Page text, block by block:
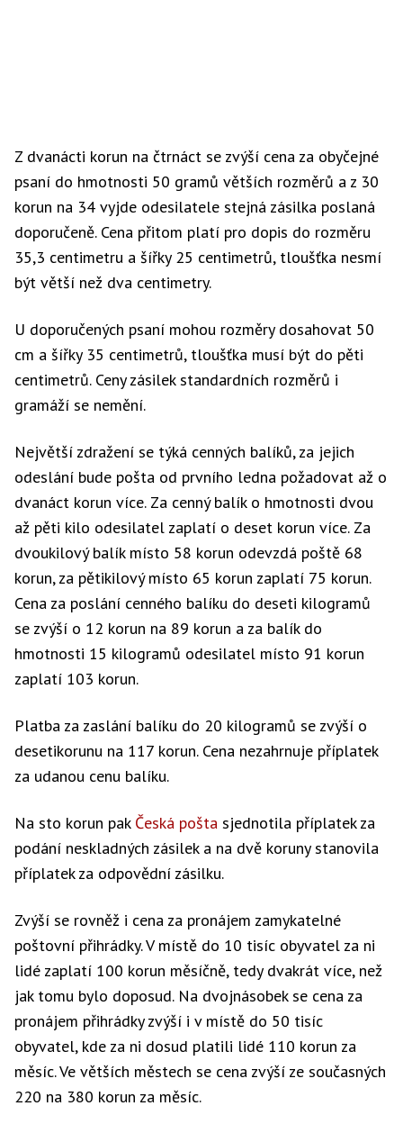
Z dvanácti korun na čtrnáct se zvýší cena za obyčejné
psaní do hmotnosti 50 gramů větších rozměrů a z 30
korun na 34 vyjde odesilatele stejná zásilka poslaná
doporučeně. Cena přitom platí pro dopis do rozměru
35,3 centimetru a šířky 25 centimetrů, tloušťka nesmí
být větší než dva centimetry.
U doporučených psaní mohou rozměry dosahovat 50
cm a šířky 35 centimetrů, tloušťka musí být do pěti
centimetrů. Ceny zásilek standardních rozměrů i
gramáží se nemění.
Největší zdražení se týká cenných balíků, za jejich
odeslání bude pošta od prvního ledna požadovat až o
dvanáct korun více. Za cenný balík o hmotnosti dvou
až pěti kilo odesilatel zaplatí o deset korun více. Za
dvoukilový balík místo 58 korun odevzdá poště 68
korun, za pětikilový místo 65 korun zaplatí 75 korun.
Cena za poslání cenného balíku do deseti kilogramů
se zvýší o 12 korun na 89 korun a za balík do
hmotnosti 15 kilogramů odesilatel místo 91 korun
zaplatí 103 korun.
Platba za zaslání balíku do 20 kilogramů se zvýší o
desetikorunu na 117 korun. Cena nezahrnuje příplatek
za udanou cenu balíku.
Na sto korun pak Česká pošta sjednotila příplatek za
podání neskladných zásilek a na dvě koruny stanovila
příplatek za odpovědní zásilku.
Zvýší se rovněž i cena za pronájem zamykatelné
poštovní přihrádky. V místě do 10 tisíc obyvatel za ni
lidé zaplatí 100 korun měsíčně, tedy dvakrát více, než
jak tomu bylo doposud. Na dvojnásobek se cena za
pronájem přihrádky zvýší i v místě do 50 tisíc
obyvatel, kde za ni dosud platili lidé 110 korun za
měsíc. Ve větších městech se cena zvýší ze současných
220 na 380 korun za měsíc.